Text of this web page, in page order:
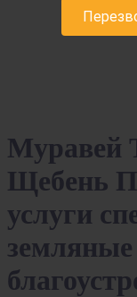
Муравей
Щебень
услуги